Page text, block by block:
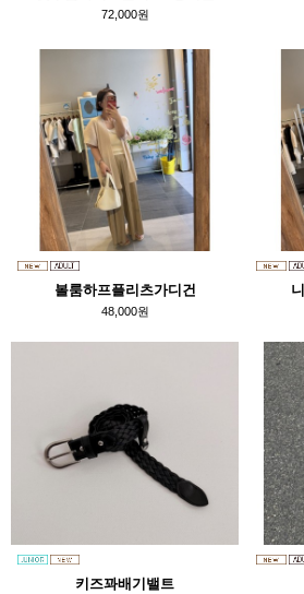
72,000원
볼룸하프플리츠가디건
48,000원
키즈꽈배기밸트